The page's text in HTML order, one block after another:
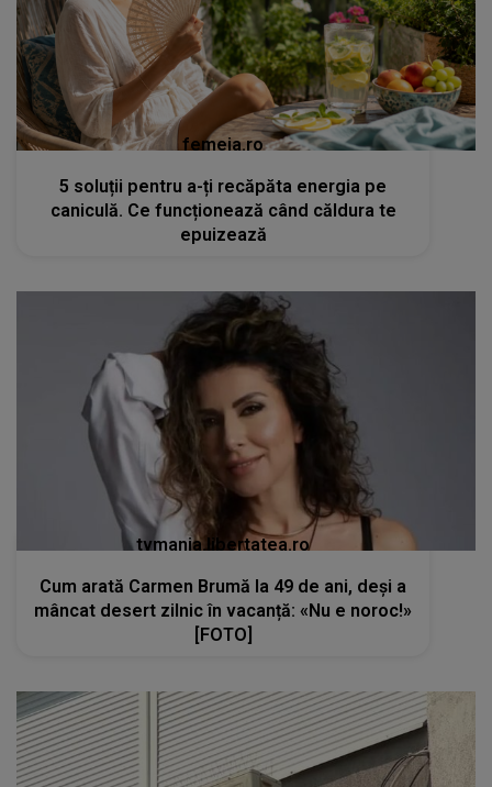
femeia.ro
5 soluții pentru a-ți recăpăta energia pe
caniculă. Ce funcționează când căldura te
epuizează
tvmania.libertatea.ro
Cum arată Carmen Brumă la 49 de ani, deși a
mâncat desert zilnic în vacanță: «Nu e noroc!»
[FOTO]